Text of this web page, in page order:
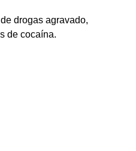
drogas agravado,
de cocaína.